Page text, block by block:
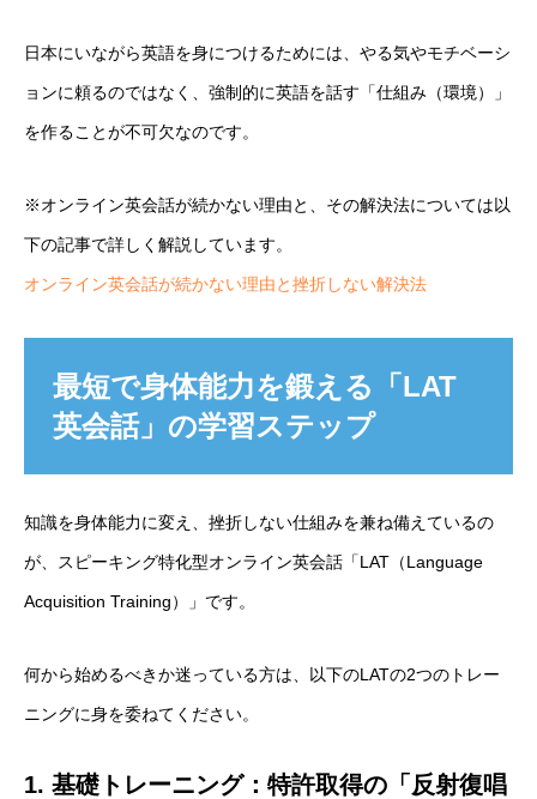
日本にいながら英語を身につけるためには、やる気やモチベーシ
ョンに頼るのではなく、強制的に英語を話す「仕組み（環境）」
を作ることが不可欠なのです。
※オンライン英会話が続かない理由と、その解決法については以
下の記事で詳しく解説しています。
オンライン英会話が続かない理由と挫折しない解決法
最短で身体能力を鍛える「LAT
英会話」の学習ステップ
知識を身体能力に変え、挫折しない仕組みを兼ね備えているの
が、スピーキング特化型オンライン英会話「LAT（Language
Acquisition Training）」です。
何から始めるべきか迷っている方は、以下のLATの2つのトレー
ニングに身を委ねてください。
1. 基礎トレーニング：特許取得の「反射復唱